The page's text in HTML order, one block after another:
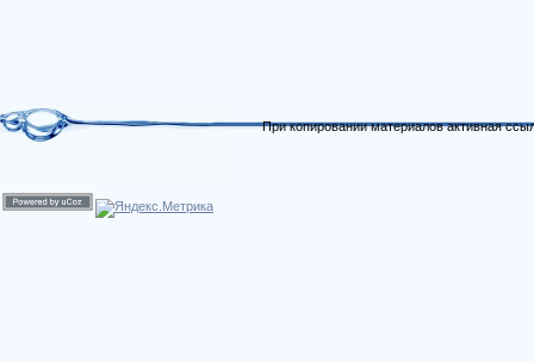
При копировании материалов активная